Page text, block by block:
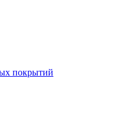
покрытий